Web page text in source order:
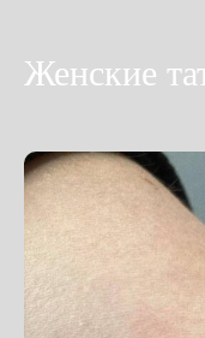
Женские